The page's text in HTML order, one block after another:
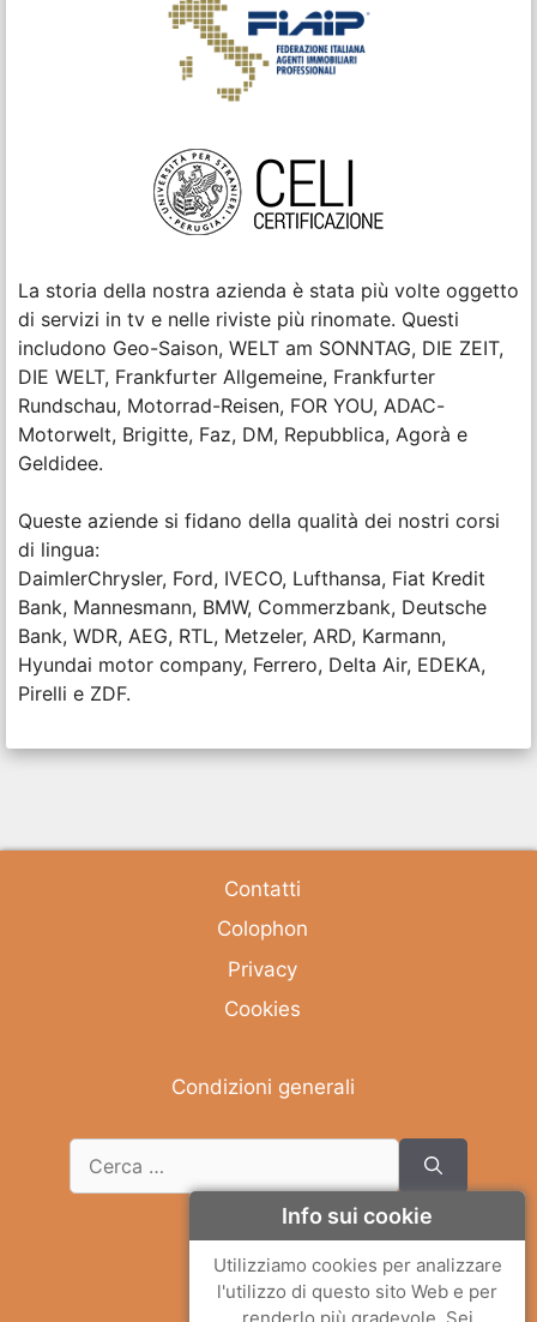
La storia della nostra azienda è stata più volte oggetto
di servizi in tv e nelle riviste più rinomate. Questi
includono Geo-Saison, WELT am SONNTAG, DIE ZEIT,
DIE WELT, Frankfurter Allgemeine, Frankfurter
Rundschau, Motorrad-Reisen, FOR YOU, ADAC-
Motorwelt, Brigitte, Faz, DM, Repubblica, Agorà e
Geldidee.
Queste aziende si fidano della qualità dei nostri corsi
di lingua:
DaimlerChrysler, Ford, IVECO, Lufthansa, Fiat Kredit
Bank, Mannesmann, BMW, Commerzbank, Deutsche
Bank, WDR, AEG, RTL, Metzeler, ARD, Karmann,
Hyundai motor company, Ferrero, Delta Air, EDEKA,
Pirelli e ZDF.
Contatti
Colophon
Privacy
Cookies
Condizioni generali
Deutsch
English
Info sui cookie
Utilizziamo cookies per analizzare
l'utilizzo di questo sito Web e per